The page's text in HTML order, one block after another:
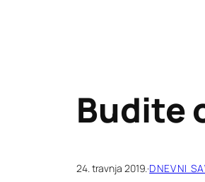
Budite
24. travnja 2019.·DNEVNI